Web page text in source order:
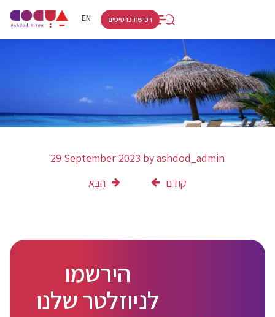
EN
HE
רכישת כרטיסים
29 September 2023 byashdod_admin
קודם
הַבָּא
הירשמו
לניוזלטר שלנו